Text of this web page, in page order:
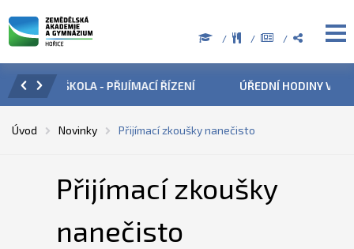
ÚŘEDNÍ HODINY V OBDOBÍ LETNÍCH PRÁZDNIN
Úvod Novinky Přijímací zkoušky nanečisto
Přijímací zkoušky
nanečisto